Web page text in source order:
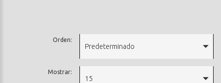
Orden:
Predeterminado
Mostrar:
15